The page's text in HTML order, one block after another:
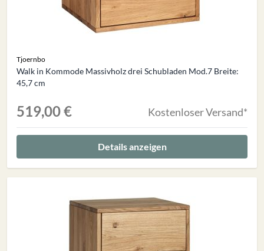
Tjoernbo
Walk in Kommode Massivholz drei Schubladen Mod.7 Breite:
45,7 cm
519,00 € Kostenloser Versand*
Details anzeigen